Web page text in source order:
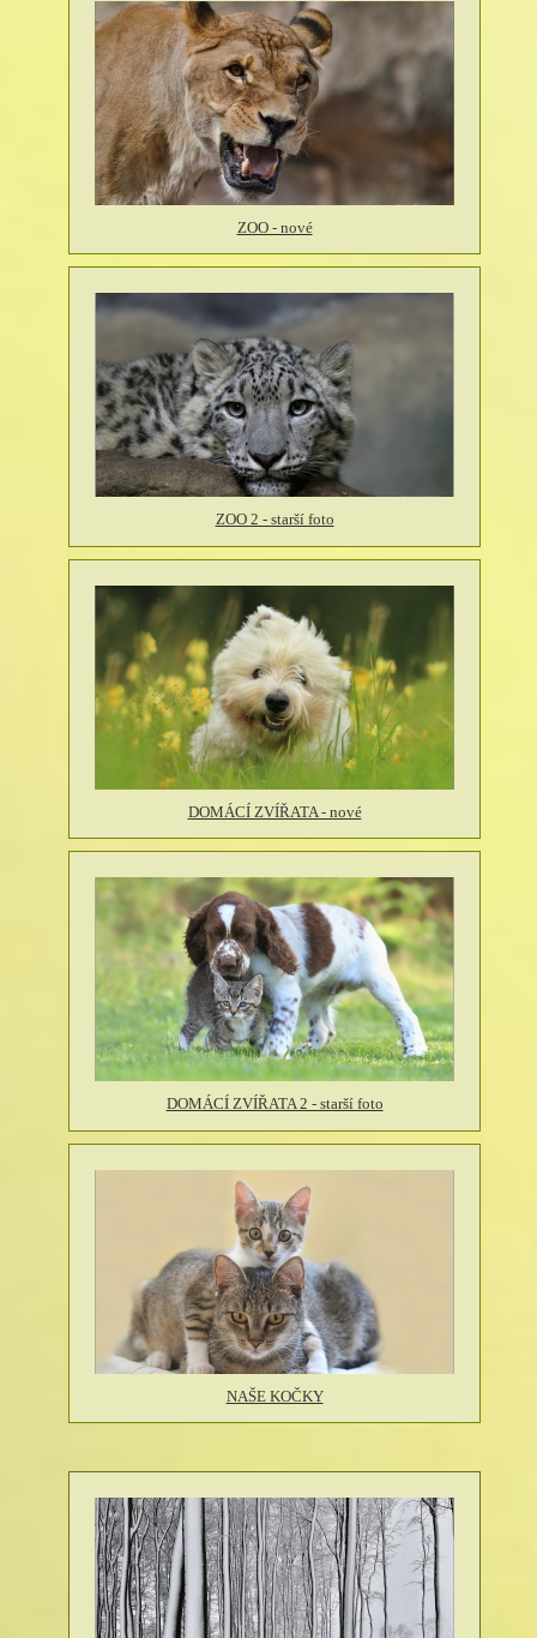
ZOO - nové
ZOO 2 - starší foto
DOMÁCÍ ZVÍŘATA - nové
DOMÁCÍ ZVÍŘATA 2 - starší foto
NAŠE KOČKY